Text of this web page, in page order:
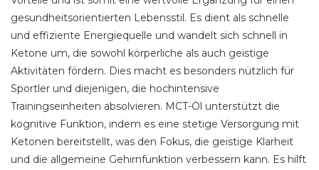
gesundheitsorientierten Lebensstil. Es dient als schnelle
und effiziente Energiequelle und wandelt sich schnell in
Ketone um, die sowohl körperliche als auch geistige
Aktivitäten fördern. Dies macht es besonders nützlich für
Sportler und diejenigen, die hochintensive
Trainingseinheiten absolvieren. MCT-Öl unterstützt die
kognitive Funktion, indem es eine stetige Versorgung mit
Ketonen bereitstellt, was den Fokus, die geistige Klarheit
und die allgemeine Gehirnfunktion verbessern kann. Es hilft